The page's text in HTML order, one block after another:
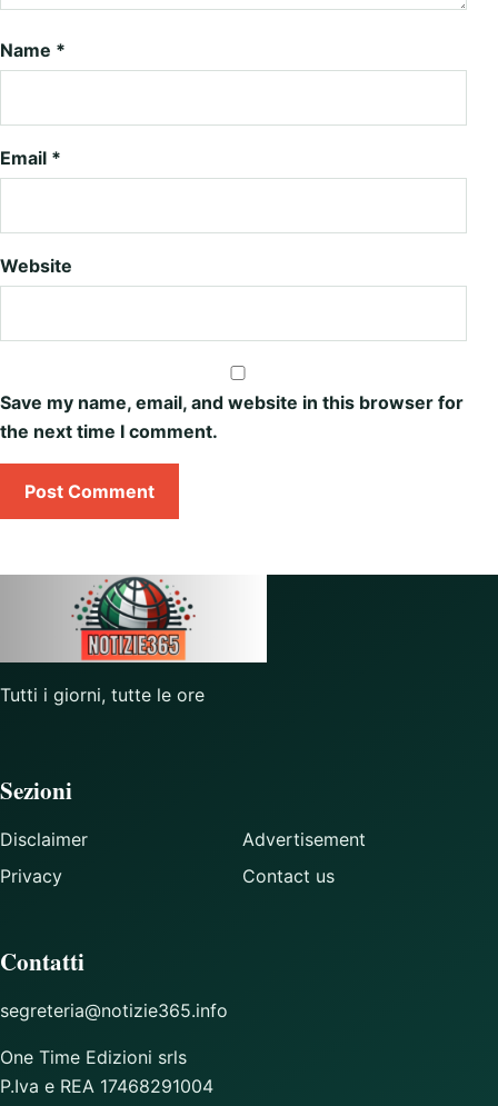
Name *
Email *
Website
Save my name, email, and website in this browser for
the next time I comment.
Tutti i giorni, tutte le ore
Sezioni
Disclaimer
Privacy
Advertisement
Contact us
Contatti
segreteria@notizie365.info
One Time Edizioni srls
P.Iva e REA 17468291004